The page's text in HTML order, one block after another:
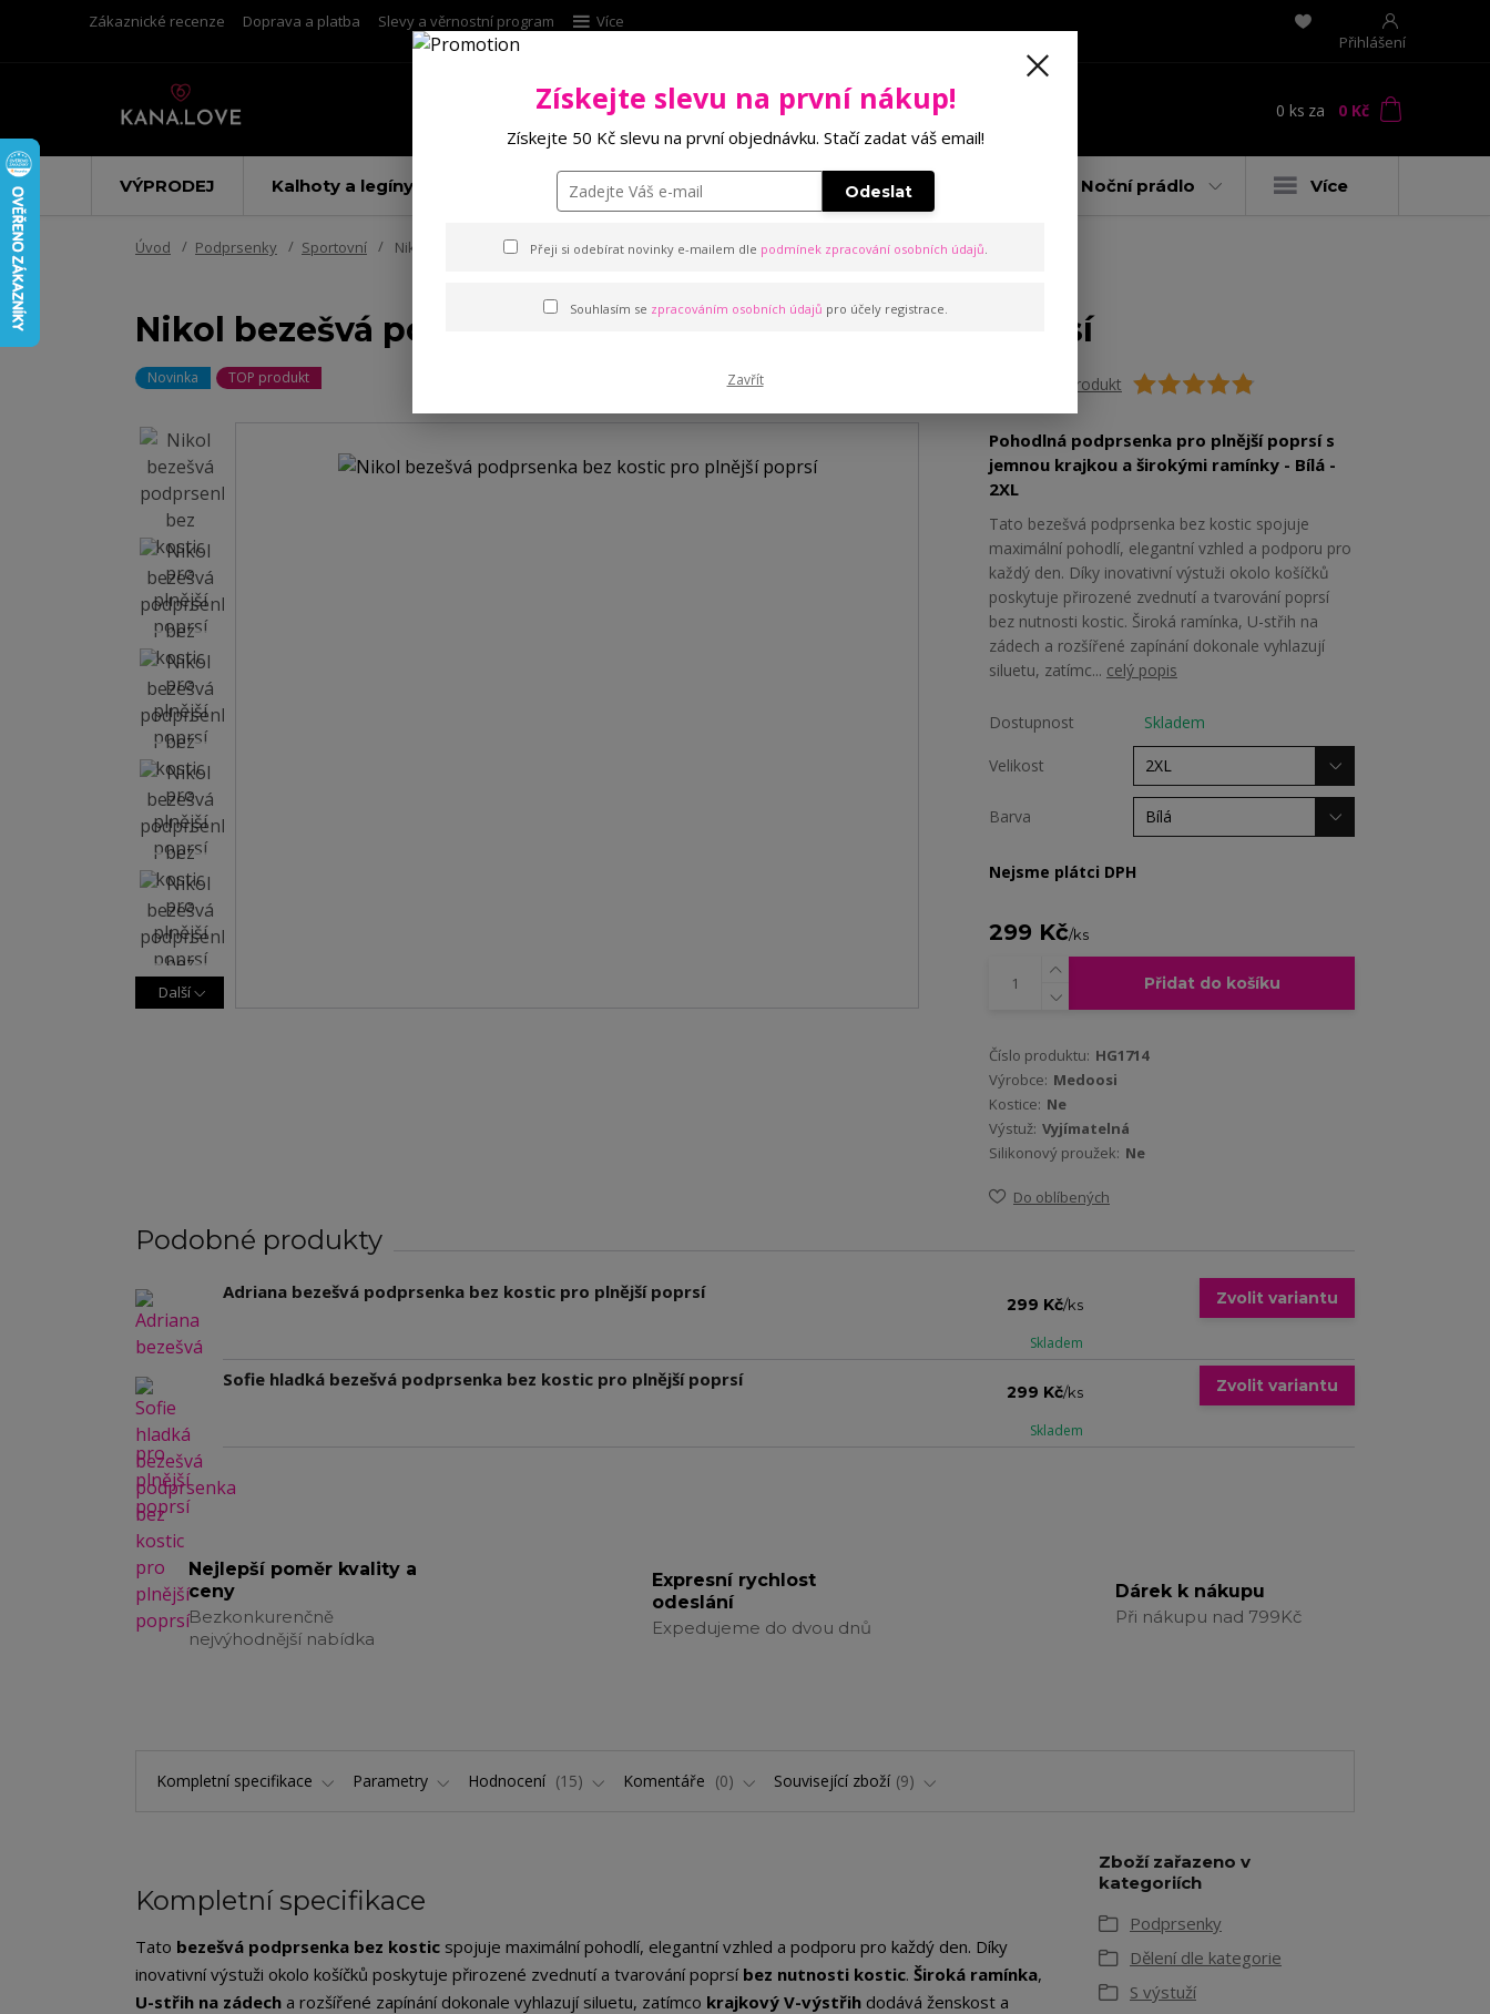
Zákaznické recenze Doprava a platba Slevy a věrnostní program
Více
Přihlášení
Hledat 0 ks za 0 Kč
VÝPRODEJ Kalhoty a legíny Punčochové zboží Podprsenky Noční prádlo Více
Úvod Podprsenky Sportovní Nikol bezešvá podprsenka bez kostic pro plnější poprsí
Nikol bezešvá podprsenka bez kostic pro plnější poprsí
Novinka TOP produkt
Další
Ohodnotit produkt
Pohodlná podprsenka pro plnější poprsí s
jemnou krajkou a širokými ramínky - Bílá -
2XL
Tato bezešvá podprsenka bez kostic spojuje
maximální pohodlí, elegantní vzhled a podporu pro
každý den. Díky inovativní výstuži okolo košíčků
poskytuje přirozené zvednutí a tvarování poprsí
bez nutnosti kostic. Široká ramínka, U-střih na
zádech a rozšířené zapínání dokonale vyhlazují
siluetu, zatímc... celý popis
Dostupnost Skladem
Velikost
Barva
Nejsme plátci DPH
299 Kč/ks
Přidat do košíku
Číslo produktu: HG1714
Výrobce: Medoosi
Kostice: Ne
Výstuž: Vyjímatelná
Silikonový proužek: Ne
Do oblíbených
Podobné produkty
Adriana bezešvá podprsenka bez kostic pro plnější poprsí
299 Kč/ks
Skladem
Zvolit variantu
Sofie hladká bezešvá podprsenka bez kostic pro plnější poprsí
299 Kč/ks
Skladem
Zvolit variantu
Nejlepší poměr kvality a
ceny
Bezkonkurenčně
nejvýhodnější nabídka
Expresní rychlost
odeslání
Expedujeme do dvou dnů
Dárek k nákupu
Při nákupu nad 799Kč
Kompletní specifikace Parametry Hodnocení 15 Komentáře 0 Související zboží 9
Kompletní specifikace
Tato bezešvá podprsenka bez kostic spojuje maximální pohodlí, elegantní vzhled a podporu pro každý den. Díky
inovativní výstuži okolo košíčků poskytuje přirozené zvednutí a tvarování poprsí bez nutnosti kostic. Široká ramínka,
U-střih na zádech a rozšířené zapínání dokonale vyhlazují siluetu, zatímco krajkový V-výstřih dodává ženskost a
Zboží zařazeno v
kategoriích
Podprsenky
Dělení dle kategorie
S výstuží
Získejte slevu na první nákup!
Získejte 50 Kč slevu na první objednávku. Stačí zadat váš email!
Odeslat
Přeji si odebírat novinky e-mailem dle podmínek zpracování osobních údajů.
Souhlasím se zpracováním osobních údajů pro účely registrace.
Zavřít